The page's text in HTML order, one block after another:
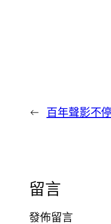
← 百年聲影不
留言
發佈留言